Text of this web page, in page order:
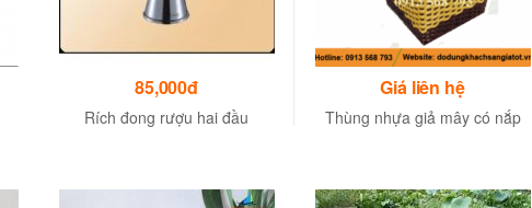
85,000đ
Rích đong rượu hai đầu
Giá liên hệ
Thùng nhựa giả mây có nắp